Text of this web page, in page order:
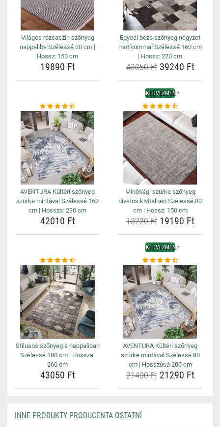
Világos rózsaszín szőnyeg
nappaliba Szélessé 80 cm |
Hossz: 150 cm
19890 Ft
Egyedi bézs szőnyeg négyzet
motívummal Szélessé 160 cm
| Hossz: 220 cm
43050 Ft39240 Ft
AVENTURA Kültéri szőnyeg
szürke mintával Szélessé 160
cm | Hossza: 230 cm
42010 Ft
KEDVEZMÉNY
Minőségi szürke szőnyeg
divatos kivitelben Szélessé 80
cm | Hossz: 150 cm
13220 Ft19190 Ft
Stílusos szőnyeg a nappaliban
Szélessé 180 cm | Hossza:
260 cm
43050 Ft
KEDVEZMÉNY
AVENTURA Kültéri szőnyeg
szürke mintával Szélessé 80
cm | Hosszúsá 200 cm
21400 Ft21290 Ft
INNE PRODUKTY PRODUCENTA OSTATNÍ